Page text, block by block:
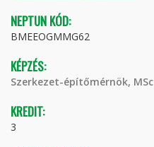
NEPTUN KÓD:
BMEEOGMMG62
KÉPZÉS:
Szerkezet-építőmérnök, MSc
KREDIT:
3